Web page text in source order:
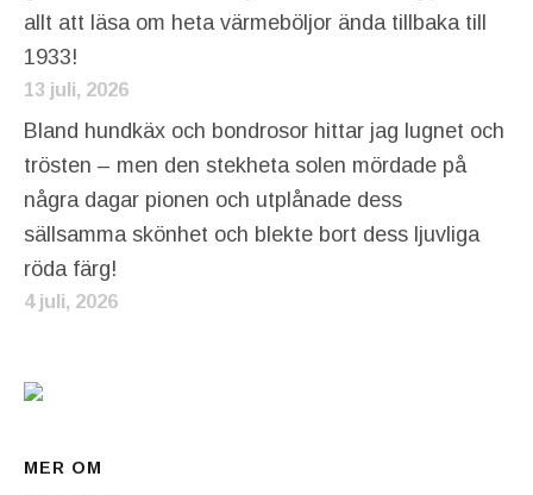
allt att läsa om heta värmeböljor ända tillbaka till
1933!
13 juli, 2026
Bland hundkäx och bondrosor hittar jag lugnet och
trösten – men den stekheta solen mördade på
några dagar pionen och utplånade dess
sällsamma skönhet och blekte bort dess ljuvliga
röda färg!
4 juli, 2026
MER OM